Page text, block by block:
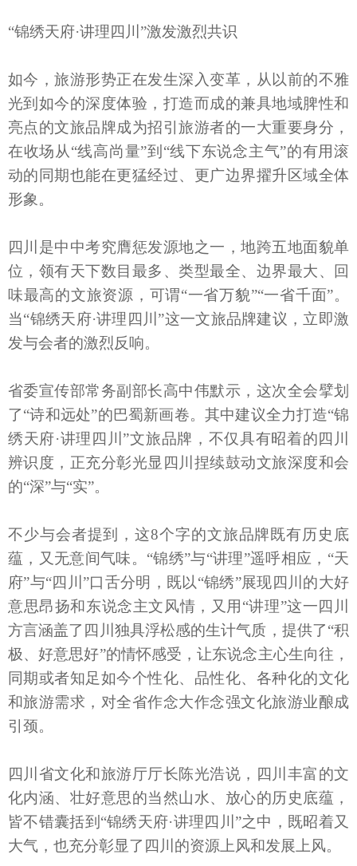
“锦绣天府·讲理四川”激发激烈共识
如今，旅游形势正在发生深入变革，从以前的不雅
光到如今的深度体验，打造而成的兼具地域脾性和
亮点的文旅品牌成为招引旅游者的一大重要身分，
在收场从“线高尚量”到“线下东说念主气”的有用滚
动的同期也能在更猛经过、更广边界擢升区域全体
形象。
四川是中中考究膺惩发源地之一，地跨五地面貌单
位，领有天下数目最多、类型最全、边界最大、回
味最高的文旅资源，可谓“一省万貌”“一省千面”。
当“锦绣天府·讲理四川”这一文旅品牌建议，立即激
发与会者的激烈反响。
省委宣传部常务副部长高中伟默示，这次全会擘划
了“诗和远处”的巴蜀新画卷。其中建议全力打造“锦
绣天府·讲理四川”文旅品牌，不仅具有昭着的四川
辨识度，正充分彰光显四川捏续鼓动文旅深度和会
的“深”与“实”。
不少与会者提到，这8个字的文旅品牌既有历史底
蕴，又无意间气味。“锦绣”与“讲理”遥呼相应，“天
府”与“四川”口舌分明，既以“锦绣”展现四川的大好
意思昂扬和东说念主文风情，又用“讲理”这一四川
方言涵盖了四川独具浮松感的生计气质，提供了“积
极、好意思好”的情怀感受，让东说念主心生向往，
同期或者知足如今个性化、品性化、各种化的文化
和旅游需求，对全省作念大作念强文化旅游业酿成
引颈。
四川省文化和旅游厅厅长陈光浩说，四川丰富的文
化内涵、壮好意思的当然山水、放心的历史底蕴，
皆不错囊括到“锦绣天府·讲理四川”之中，既昭着又
大气，也充分彰显了四川的资源上风和发展上风。